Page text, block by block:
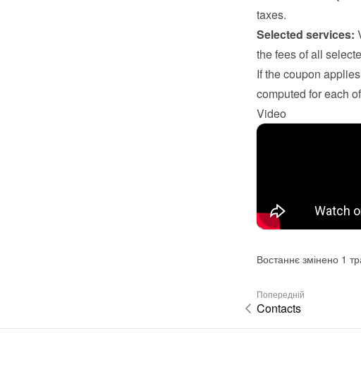
taxes.
Selected services:
the fees of all
If the coupon
computed for each
Video
Востаннє змінено 1
Попередній
Contacts